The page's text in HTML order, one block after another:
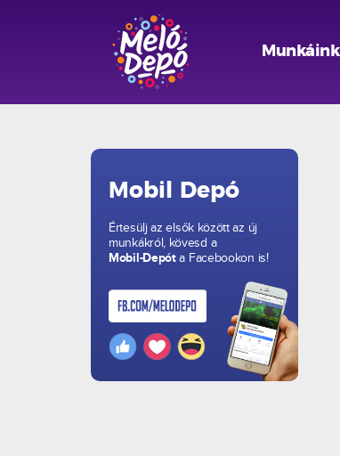
Munkáink
Mobil Depó
Értesülj az elsők között az új
munkákról, kövesd a
Mobil-Depóta Facebookon is!